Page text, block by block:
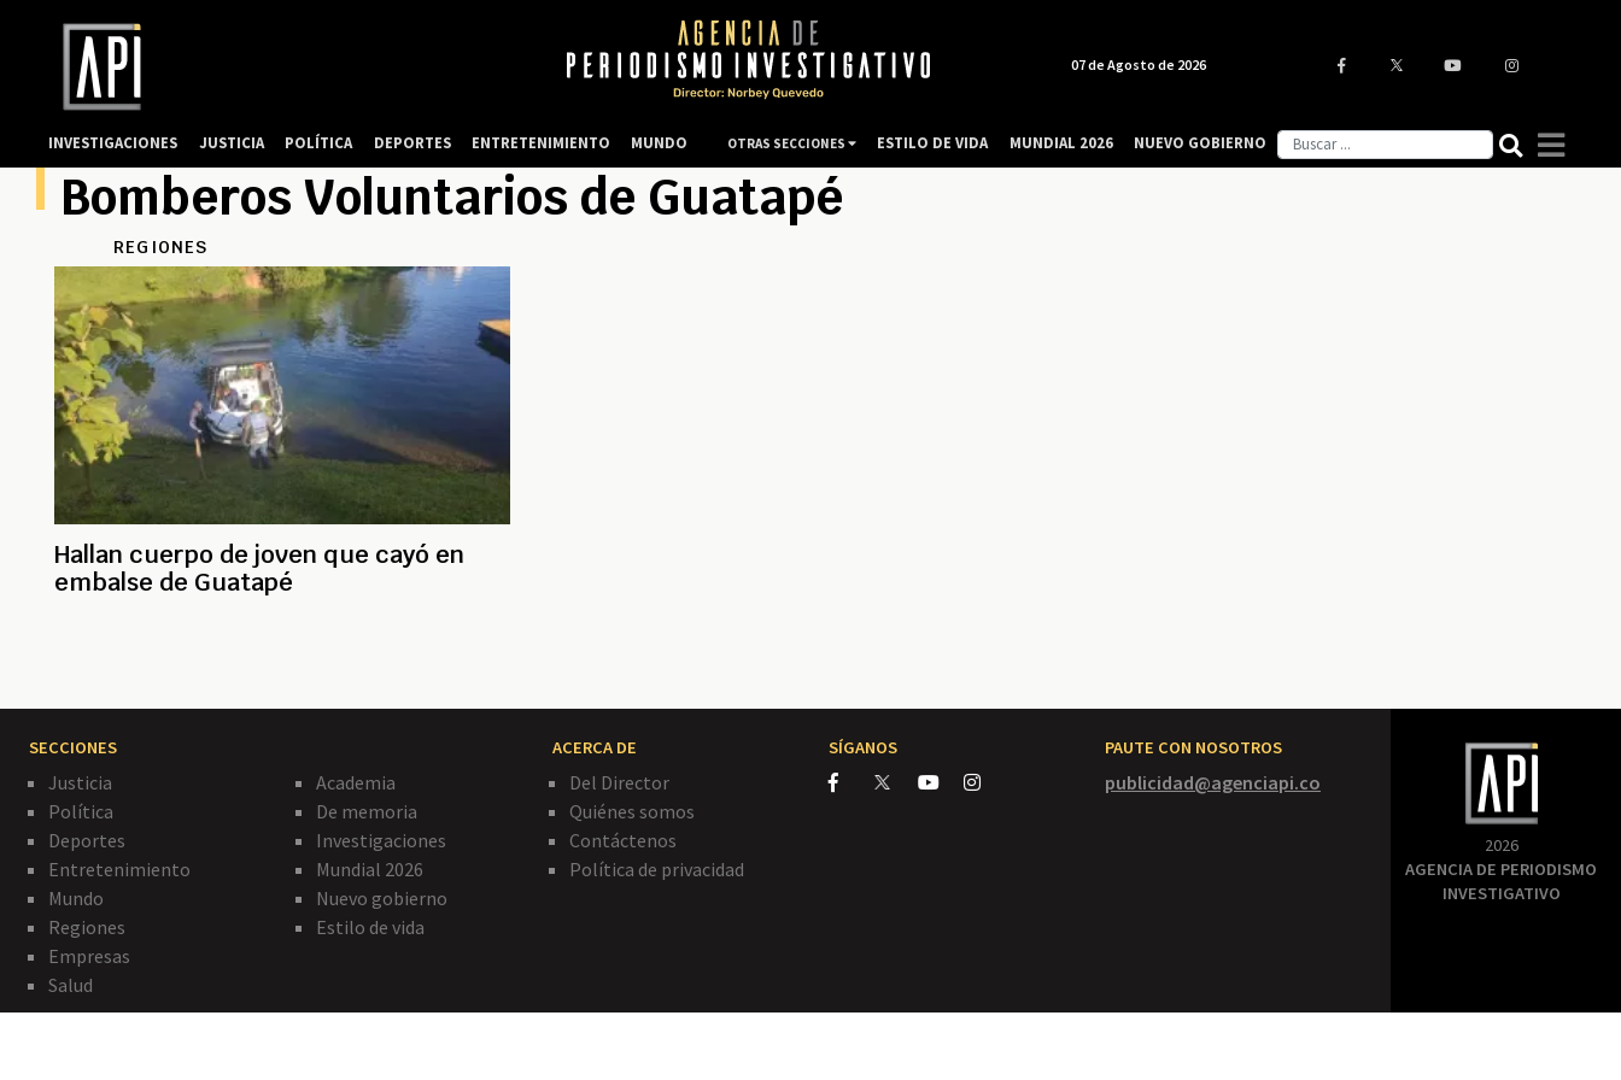
Bomberos Voluntarios de Guatapé
REGIONES
Hallan cuerpo de joven que cayó en
embalse de Guatapé
SECCIONES
Justicia
Política
Deportes
Entretenimiento
Mundo
Regiones
Empresas
Salud
Academia
De memoria
Investigaciones
Mundial 2026
Nuevo gobierno
Estilo de vida
ACERCA DE
Del Director
Quiénes somos
Contáctenos
Política de privacidad
SÍGANOS PAUTE CON NOSOTROS
publicidad@agenciapi.co
2026
AGENCIA DE PERIODISMO
INVESTIGATIVO
07 de Agosto de 2026
INVESTIGACIONES JUSTICIA POLÍTICA DEPORTES ENTRETENIMIENTO MUNDO OTRAS SECCIONES ESTILO DE VIDA MUNDIAL 2026 NUEVO GOBIERNO